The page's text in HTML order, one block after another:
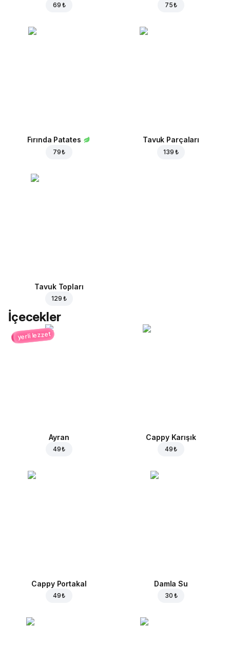
69 ₺ 75 ₺
Fırında Patates
79 ₺
Tavuk Parçaları
139 ₺
Tavuk Topları
129 ₺
İçecekler
yerli lezzet
Ayran
49 ₺
Cappy Karışık
49 ₺
Cappy Portakal
49 ₺
Damla Su
30 ₺